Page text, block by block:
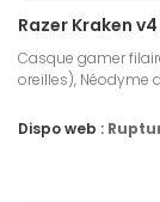
Razer Kraken
Casque gamer
oreilles), Néodyme
Dispo web :